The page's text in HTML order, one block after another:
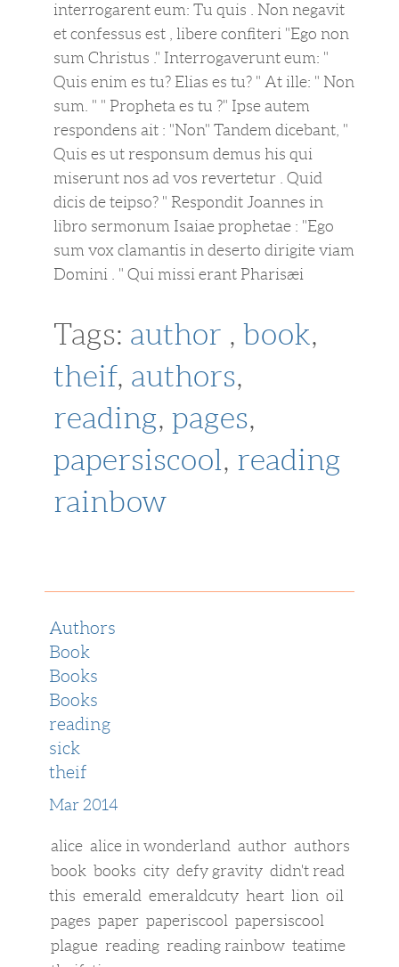
interrogarent eum: Tu quis . Non negavit
et confessus est , libere confiteri "Ego non
sum Christus ." Interrogaverunt eum: "
Quis enim es tu? Elias es tu? " At ille: " Non
sum. " " Propheta es tu ?" Ipse autem
respondens ait : "Non" Tandem dicebant, "
Quis es ut responsum demus his qui
miserunt nos ad vos revertetur . Quid
dicis de teipso? " Respondit Joannes in
libro sermonum Isaiae prophetae : "Ego
sum vox clamantis in deserto dirigite viam
Domini . " Qui missi erant Pharisæi
Tags: author , book,
theif, authors,
reading, pages,
papersiscool, reading
rainbow
Authors
Book
Books
Books
reading
sick
theif
Mar 2014
alice alice in wonderland author authors
book books city defy gravity didn't read
this emerald emeraldcuty heart lion oil
pages paper paperiscool papersiscool
plague reading reading rainbow teatime